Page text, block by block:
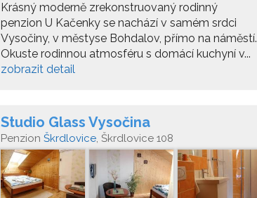
Krásný moderně zrekonstruovaný rodinný
penzion U Kačenky se nachází v samém srdci
Vysočiny, v městyse Bohdalov, přímo na náměstí.
Okuste rodinnou atmosféru s domácí kuchyní v...
zobrazit detail
Studio Glass Vysočina
Penzion Škrdlovice, Škrdlovice 108